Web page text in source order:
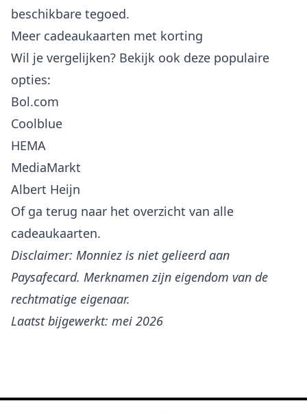
beschikbare tegoed.
Meer cadeaukaarten met korting
Wil je vergelijken? Bekijk ook deze populaire
opties:
Bol.com
Coolblue
HEMA
MediaMarkt
Albert Heijn
Of ga terug naar het overzicht van alle
cadeaukaarten.
Disclaimer: Monniez is niet gelieerd aan
Paysafecard. Merknamen zijn eigendom van de
rechtmatige eigenaar.
Laatst bijgewerkt: mei 2026